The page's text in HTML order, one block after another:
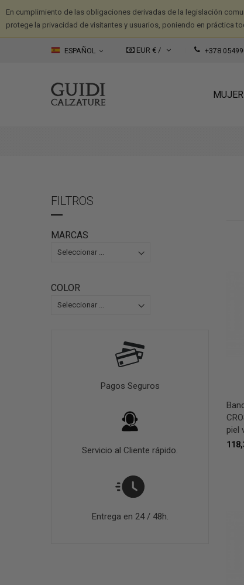
En cumplimiento de las obligaciones derivadas de la legislación
protege la privacidad de visitantes y usuarios, poniendo en práctica
ESPAÑOL EUR € / +378
FILTROS
MARCAS
COLOR
Pagos Seguros
Servicio al Cliente rápido.
Entrega en 24 / 48h.
piel